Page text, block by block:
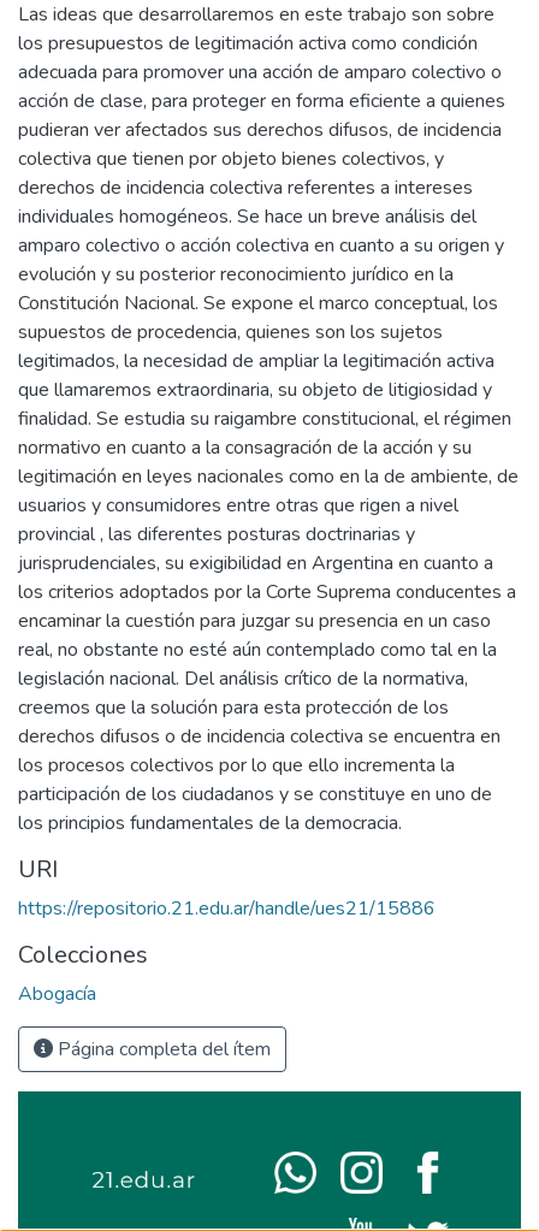
Las ideas que desarrollaremos en este trabajo son sobre
los presupuestos de legitimación activa como condición
adecuada para promover una acción de amparo colectivo o
acción de clase, para proteger en forma eficiente a quienes
pudieran ver afectados sus derechos difusos, de incidencia
colectiva que tienen por objeto bienes colectivos, y
derechos de incidencia colectiva referentes a intereses
individuales homogéneos. Se hace un breve análisis del
amparo colectivo o acción colectiva en cuanto a su origen y
evolución y su posterior reconocimiento jurídico en la
Constitución Nacional. Se expone el marco conceptual, los
supuestos de procedencia, quienes son los sujetos
legitimados, la necesidad de ampliar la legitimación activa
que llamaremos extraordinaria, su objeto de litigiosidad y
finalidad. Se estudia su raigambre constitucional, el régimen
normativo en cuanto a la consagración de la acción y su
legitimación en leyes nacionales como en la de ambiente, de
usuarios y consumidores entre otras que rigen a nivel
provincial , las diferentes posturas doctrinarias y
jurisprudenciales, su exigibilidad en Argentina en cuanto a
los criterios adoptados por la Corte Suprema conducentes a
encaminar la cuestión para juzgar su presencia en un caso
real, no obstante no esté aún contemplado como tal en la
legislación nacional. Del análisis crítico de la normativa,
creemos que la solución para esta protección de los
derechos difusos o de incidencia colectiva se encuentra en
los procesos colectivos por lo que ello incrementa la
participación de los ciudadanos y se constituye en uno de
los principios fundamentales de la democracia.
URI
https://repositorio.21.edu.ar/handle/ues21/15886
Colecciones
Abogacía
Página completa del ítem